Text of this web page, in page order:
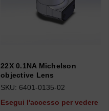
22X 0.1NA Michelson
objective Lens
SKU: 6401-0135-02
Esegui l'accesso per vedere